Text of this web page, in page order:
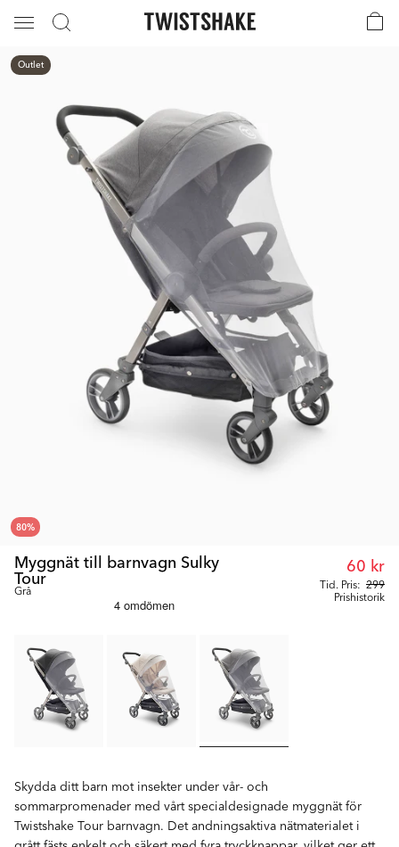
Outlet
80%
Myggnät till barnvagn Sulky
Tour
Grå Tid. Pris: 299
60 kr
Prishistorik
Skydda ditt barn mot insekter under vår- och
sommarpromenader med vårt specialdesignade myggnät för
Twistshake Tour barnvagn. Det andningsaktiva nätmaterialet i